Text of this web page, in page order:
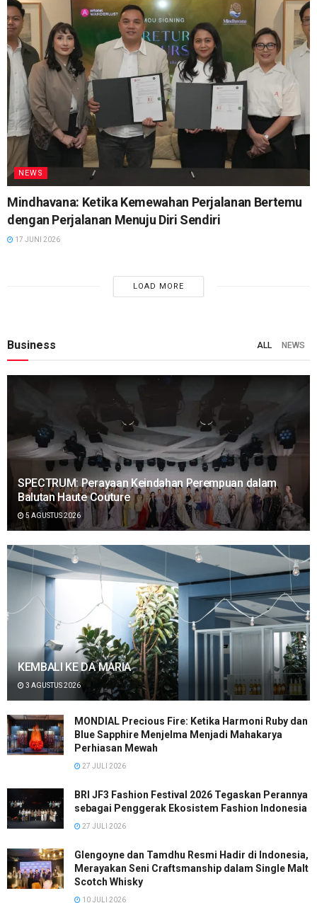
NEWS
Mindhavana: Ketika Kemewahan Perjalanan Bertemu
dengan Perjalanan Menuju Diri Sendiri
17 JUNI 2026
LOAD MORE
Business ALL NEWS
SPECTRUM: Perayaan Keindahan Perempuan dalam
Balutan Haute Couture
5 AGUSTUS 2026
KEMBALI KE DA MARIA
3 AGUSTUS 2026
MONDIAL Precious Fire: Ketika Harmoni Ruby dan
Blue Sapphire Menjelma Menjadi Mahakarya
Perhiasan Mewah
27 JULI 2026
BRI JF3 Fashion Festival 2026 Tegaskan Perannya
sebagai Penggerak Ekosistem Fashion Indonesia
27 JULI 2026
Glengoyne dan Tamdhu Resmi Hadir di Indonesia,
Merayakan Seni Craftsmanship dalam Single Malt
Scotch Whisky
10 JULI 2026